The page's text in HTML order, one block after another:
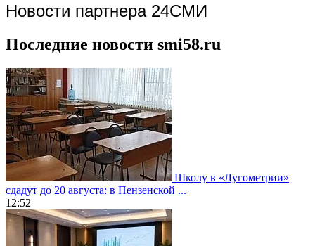
Новости партнера 24СМИ
Последние новости smi58.ru
Школу в «Лугометрии»
сдадут до 20 августа: в Пензенской ...
12:52